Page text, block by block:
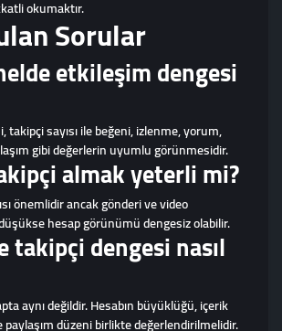
okumaktır.Sorular
etkileşim dengesi
takipçi sayısı ile beğeni, izlenme, yorum,
gibi değerlerin uyumlu görünmesidir.
almak yeterli mi?
önemlidir ancak gönderi ve video
hesap görünümü dengesiz olabilir.
takipçi dengesi nasıl
aynı değildir. Hesabın büyüklüğü, içerik
düzeni birlikte değerlendirilmelidir.